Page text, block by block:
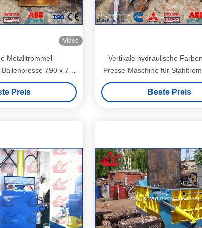
Video
Metalltrommel-
790 x 790
Kasten-Größe
Preis
Vertikale hydraulische
Presse-Maschine für
Beste Preis